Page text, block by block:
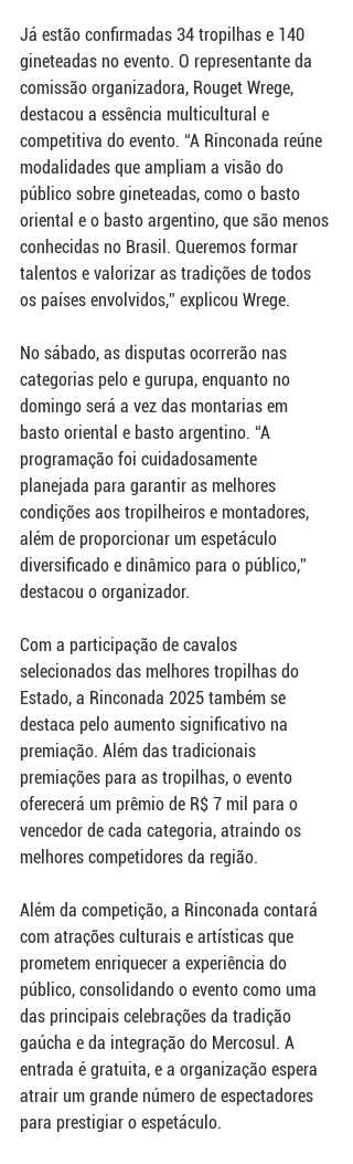
Já estão confirmadas 34 tropilhas e 140
gineteadas no evento. O representante da
comissão organizadora, Rouget Wrege,
destacou a essência multicultural e
competitiva do evento. “A Rinconada reúne
modalidades que ampliam a visão do
público sobre gineteadas, como o basto
oriental e o basto argentino, que são menos
conhecidas no Brasil. Queremos formar
talentos e valorizar as tradições de todos
os países envolvidos,” explicou Wrege.
No sábado, as disputas ocorrerão nas
categorias pelo e gurupa, enquanto no
domingo será a vez das montarias em
basto oriental e basto argentino. “A
programação foi cuidadosamente
planejada para garantir as melhores
condições aos tropilheiros e montadores,
além de proporcionar um espetáculo
diversificado e dinâmico para o público,”
destacou o organizador.
Com a participação de cavalos
selecionados das melhores tropilhas do
Estado, a Rinconada 2025 também se
destaca pelo aumento significativo na
premiação. Além das tradicionais
premiações para as tropilhas, o evento
oferecerá um prêmio de R$ 7 mil para o
vencedor de cada categoria, atraindo os
melhores competidores da região.
Além da competição, a Rinconada contará
com atrações culturais e artísticas que
prometem enriquecer a experiência do
público, consolidando o evento como uma
das principais celebrações da tradição
gaúcha e da integração do Mercosul. A
entrada é gratuita, e a organização espera
atrair um grande número de espectadores
para prestigiar o espetáculo.